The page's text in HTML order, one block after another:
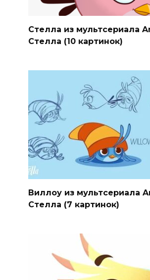
Стелла из мультсериала
Стелла (10 картинок)
Виллоу из мультсериала
Стелла (7 картинок)